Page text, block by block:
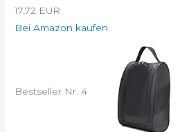
17,72 EUR
Bei Amazon kaufen
Bestseller Nr. 4